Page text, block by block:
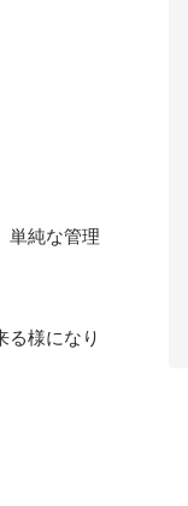
単純な管理
る様になり